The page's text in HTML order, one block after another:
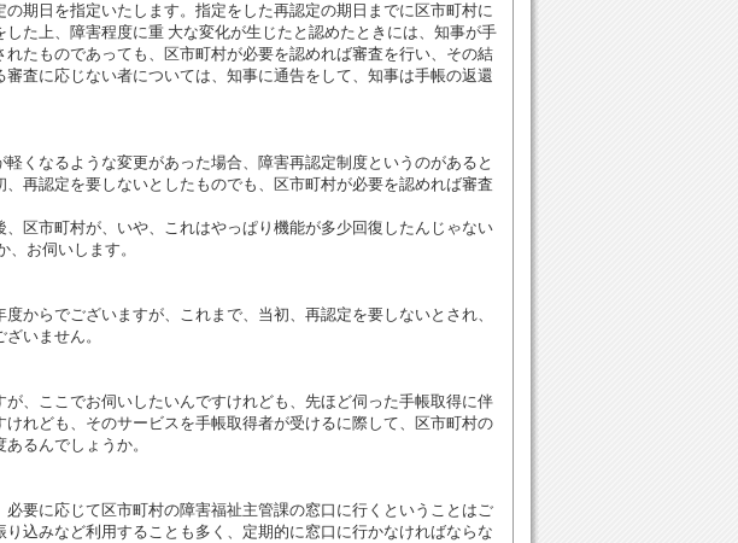
期日を指定いたします。指定をした再認定の期日までに区市町村に
た上、障害程度に重 大な変化が生じたと認めたときには、知事が手
たものであっても、区市町村が必要を認めれば審査を行い、その結
査に応じない者については、知事に通告をして、知事は手帳の返還
くなるような変更があった場合、障害再認定制度というのがあると
再認定を要しないとしたものでも、区市町村が必要を認めれば審査
区市町村が、いや、これはやっぱり機能が多少回復したんじゃない
お伺いします。
からでございますが、これまで、当初、再認定を要しないとされ、
いません。
、ここでお伺いしたいんですけれども、先ほど伺った手帳取得に伴
れども、そのサービスを手帳取得者が受けるに際して、区市町村の
るんでしょうか。
要に応じて区市町村の障害福祉主管課の窓口に行くということはご
込みなど利用することも多く、定期的に窓口に行かなければならな